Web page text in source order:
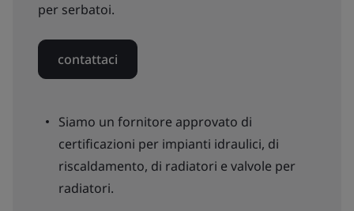
per serbatoi.
contattaci
Siamo un fornitore approvato di
certificazioni per impianti idraulici, di
riscaldamento, di radiatori e valvole per
radiatori.